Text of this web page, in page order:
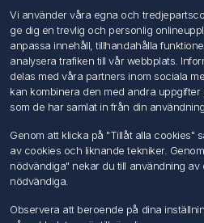
Kundtjänst
Sök
Mitt konto
Mina ordrar
Mina adresser
Följ oss
Vi använder våra egna och
ge dig en trevlig och personlig
anpassa innehåll, tillhandahålla
analysera trafiken till vår webbplats.
delas med våra partners inom sociala
kan kombinera den med andra
som de har samlat in från din
Genom att klicka på "Tillåt alla cookies"
av cookies och liknande tekniker.
nödvändiga" nekar du till användning av
nödvändiga.
Observera att beroende på dina